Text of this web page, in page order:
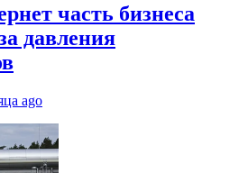
часть бизнеса
давления
ago